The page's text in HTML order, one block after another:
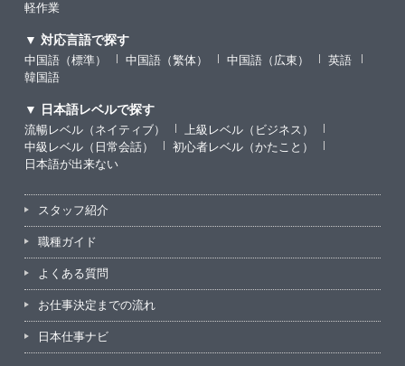
軽作業
▼ 対応言語で探す
中国語（標準） 中国語（繁体） 中国語（広東）
英語
韓国語
▼ 日本語レベルで探す
流暢レベル（ネイティブ）
上級レベル（ビジネス）
中級レベル（日常会話）
初心者レベル（かたこと）
日本語が出来ない
スタッフ紹介
職種ガイド
よくある質問
お仕事決定までの流れ
日本仕事ナビ